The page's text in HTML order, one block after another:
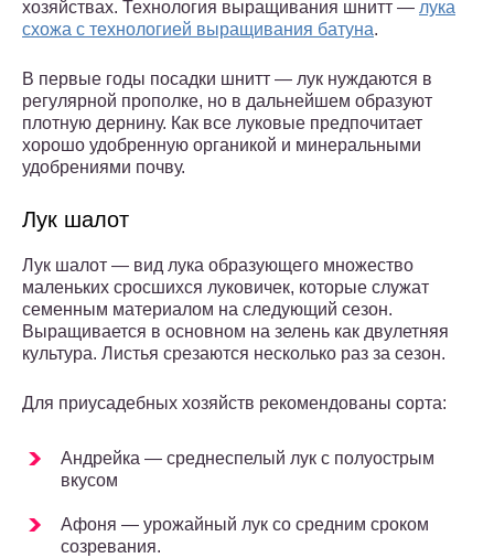
хозяйствах. Технология выращивания шнитт — лука
схожа с технологией выращивания батуна.
В первые годы посадки шнитт — лук нуждаются в
регулярной прополке, но в дальнейшем образуют
плотную дернину. Как все луковые предпочитает
хорошо удобренную органикой и минеральными
удобрениями почву.
Лук шалот
Лук шалот — вид лука образующего множество
маленьких сросшихся луковичек, которые служат
семенным материалом на следующий сезон.
Выращивается в основном на зелень как двулетняя
культура. Листья срезаются несколько раз за сезон.
Для приусадебных хозяйств рекомендованы сорта:
Андрейка — среднеспелый лук с полуострым
вкусом
Афоня — урожайный лук со средним сроком
созревания.